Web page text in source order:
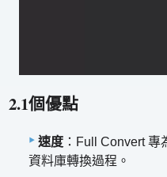
2.1個優點
速度 ：Full Convert
資料庫轉換過程。